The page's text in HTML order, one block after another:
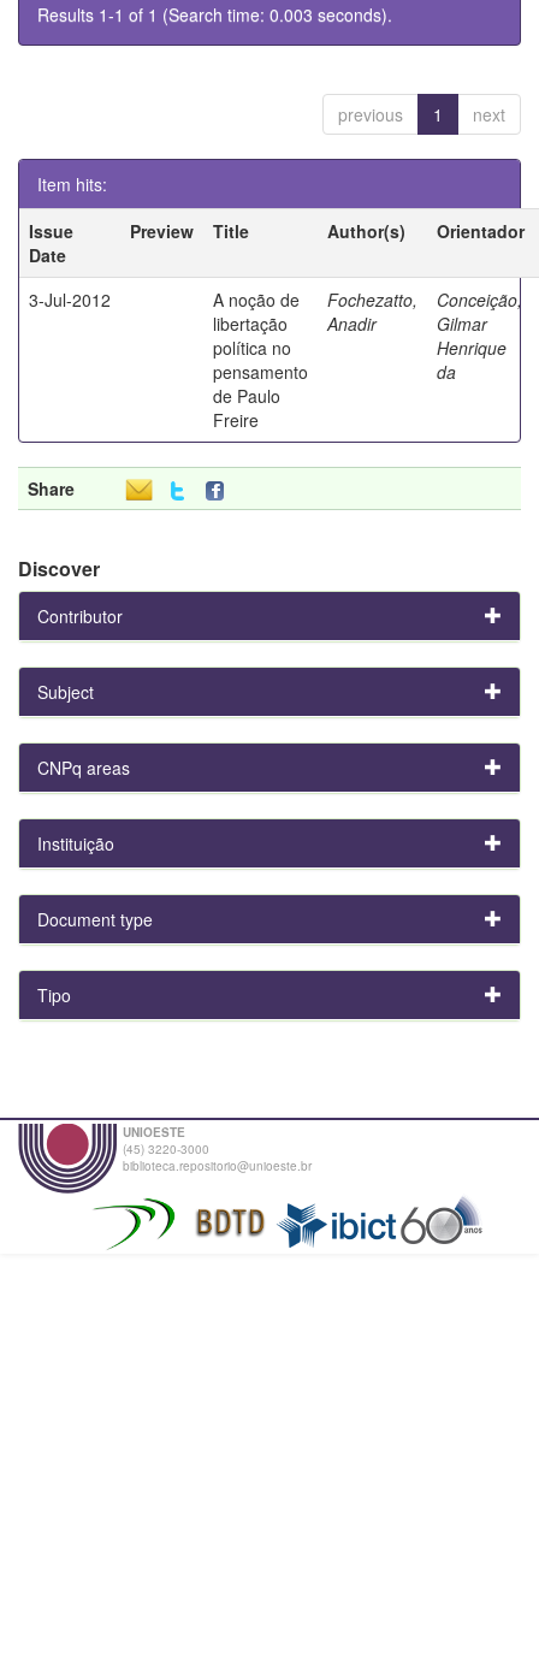
Results 1-1 of 1 (Search time: 0.003 seconds).
previous 1 next
Item hits:
Issue
Date
Preview Title Author(s) Orientador
3-Jul-2012
A noção de
libertação
política no
pensamento
de Paulo
Freire
Fochezatto,
Anadir
Conceição,
Gilmar
Henrique
da
Share
Discover
Contributor
Subject
CNPq areas
Instituição
Document type
Tipo
UNIOESTE
(45) 3220-3000
biblioteca.repositorio@unioeste.br